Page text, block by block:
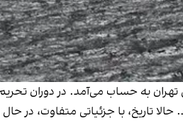
تاریخ، با جزئیاتی متفاوت، در